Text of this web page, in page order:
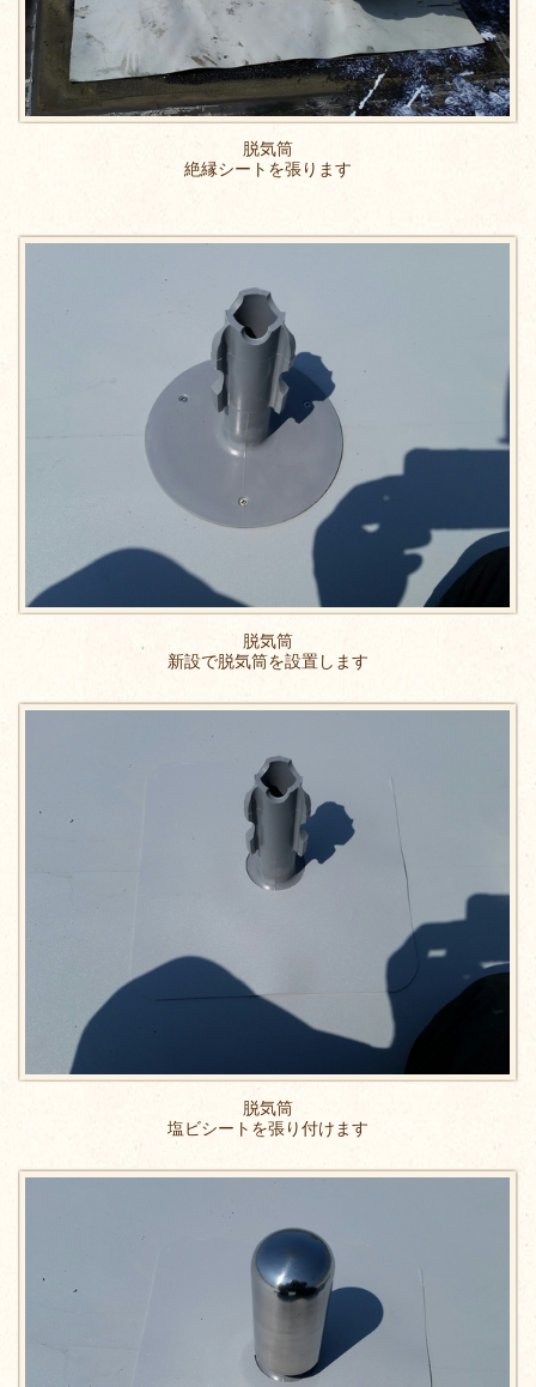
脱気筒
絶縁シートを張ります
脱気筒
新設で脱気筒を設置します
脱気筒
塩ビシートを張り付けます